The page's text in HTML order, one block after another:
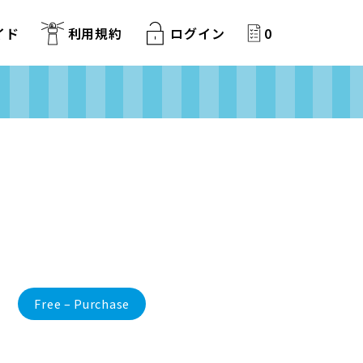
ド 利用規約 ログイン 0
Free – Purchase